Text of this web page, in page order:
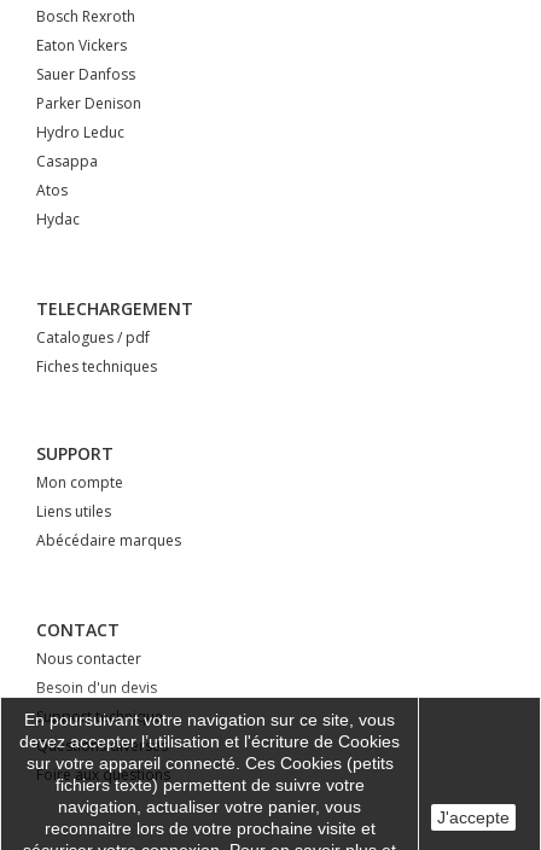
Bosch Rexroth
Eaton Vickers
Sauer Danfoss
Parker Denison
Hydro Leduc
Casappa
Atos
Hydac
TELECHARGEMENT
Catalogues / pdf
Fiches techniques
SUPPORT
Mon compte
Liens utiles
Abécédaire marques
CONTACT
Nous contacter
Besoin d'un devis
Support technique
Questions diverses
Foire aux questions
En poursuivant votre navigation sur ce site, vous
devez accepter l’utilisation et l'écriture de Cookies
sur votre appareil connecté. Ces Cookies (petits
fichiers texte) permettent de suivre votre
navigation, actualiser votre panier, vous
reconnaitre lors de votre prochaine visite et
J'accepte